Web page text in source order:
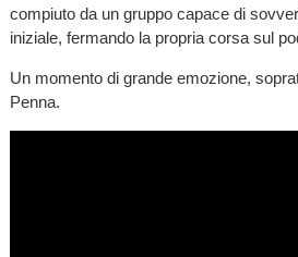
compiuto da un gruppo capace di
iniziale, fermando la propria corsa sul
Un momento di grande emozione,
Penna.